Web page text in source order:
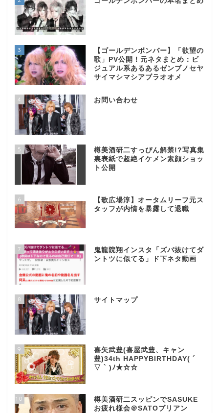
3
【ゴールデンボンバー】「欲望の
歌」PV公開！元ネタまとめ：ビ
ジュアル系あるあるゼンブノセヤ
サイマシマシアブラオオメ
4 お問い合わせ
5
樽美酒研二すっぴん解禁!?写真集
裏表紙で超絶イケメン素顔ショッ
ト公開
6
【歌広場淳】オータムリーフ元ス
タッフが内情を暴露して退職
7
鬼龍院翔インスタ「ズバ抜けてダ
ントツに似てる」ド下ネタ動画
8 サイトマップ
9
喜矢武豊(喜屋武豊、キャン
豊)34th HAPPYBIRTHDAY( ´
▽ ` )ﾉ★☆☆
10
樽美酒研二スッピンでSASUKE
お疲れ様会＠SATOブリアン